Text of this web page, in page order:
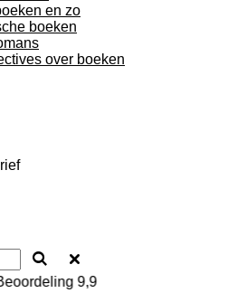
en zo
boeken
over boeken
9,9